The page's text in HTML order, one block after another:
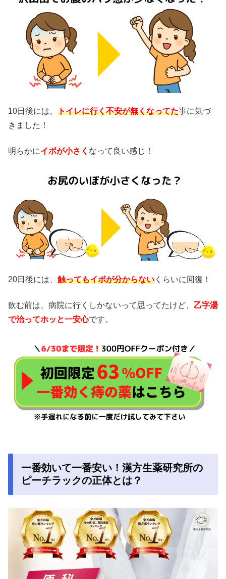
10日後には、 トイレに行く不安が無くなってた事に気づ
きました！
明らかにイボが小さく なって良い感じ！
20日後には、 触ってもイボが分からない くらいに回復！
飲む前は、病院に行くしかないって思ってたけど、 乙字湯
で治ってホッと一安心です。
一番効いて一番安い！漢方生薬研究所の
ピーチラックの正体とは？